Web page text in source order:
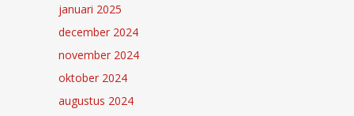
januari 2025
december 2024
november 2024
oktober 2024
augustus 2024